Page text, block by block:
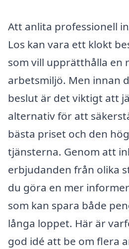
Att anlita professionell
Los kan vara ett klokt
som vill upprätthålla en
arbetsmiljö. Men innan
beslut är det viktigt att
alternativ för att
bästa priset och den
tjänsterna. Genom att
erbjudanden från olika
du göra en mer
som kan spara både
långa loppet. Här är
god idé att be om flera